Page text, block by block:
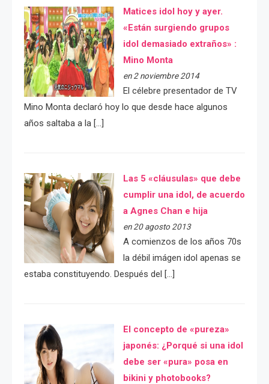
Matices idol hoy y ayer.
«Están surgiendo grupos
idol demasiado extraños» :
Mino Monta
en 2 noviembre 2014
El célebre presentador de TV
Mino Monta declaró hoy lo que desde hace algunos
años saltaba a la […]
Las 5 «cláusulas» que debe
cumplir una idol, de acuerdo
a Agnes Chan e hija
en 20 agosto 2013
A comienzos de los años 70s
la débil imágen idol apenas se
estaba constituyendo. Después del […]
El concepto de «pureza»
japonés: ¿Porqué si una idol
debe ser «pura» posa en
bikini y photobooks?